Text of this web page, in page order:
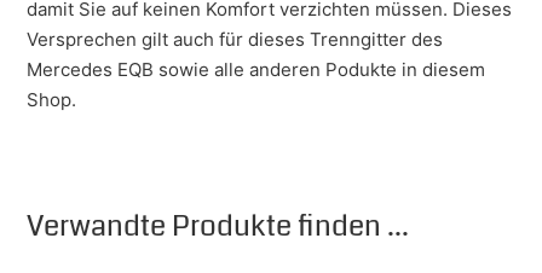
damit Sie auf keinen Komfort verzichten müssen. Dieses
Versprechen gilt auch für dieses Trenngitter des
Mercedes EQB sowie alle anderen Podukte in diesem
Shop.
Verwandte Produkte finden ...